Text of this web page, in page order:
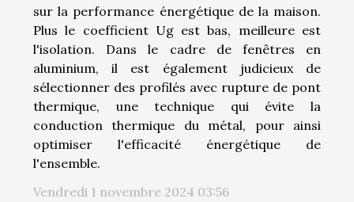
sur la performance énergétique de la maison.
Plus le coefficient Ug est bas, meilleure est
l'isolation. Dans le cadre de fenêtres en
aluminium, il est également judicieux de
sélectionner des profilés avec rupture de pont
thermique, une technique qui évite la
conduction thermique du métal, pour ainsi
optimiser l'efficacité énergétique de
l'ensemble.
Vendredi 1 novembre 2024 03:56